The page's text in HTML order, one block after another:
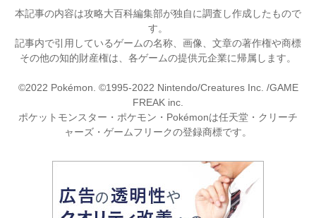
本記事の内容は攻略大百科編集部が独自に調査し作成したもので
す。
記事内で引用しているゲームの名称、画像、文章の著作権や商標
その他の知的財産権は、各ゲームの提供元企業に帰属します。
©2022 Pokémon. ©1995-2022 Nintendo/Creatures Inc. /GAME
FREAK inc.
ポケットモンスター・ポケモン・Pokémonは任天堂・クリーチ
ャーズ・ゲームフリークの登録商標です。